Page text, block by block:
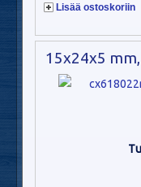
Lisää ostoskoriin
15x24x5